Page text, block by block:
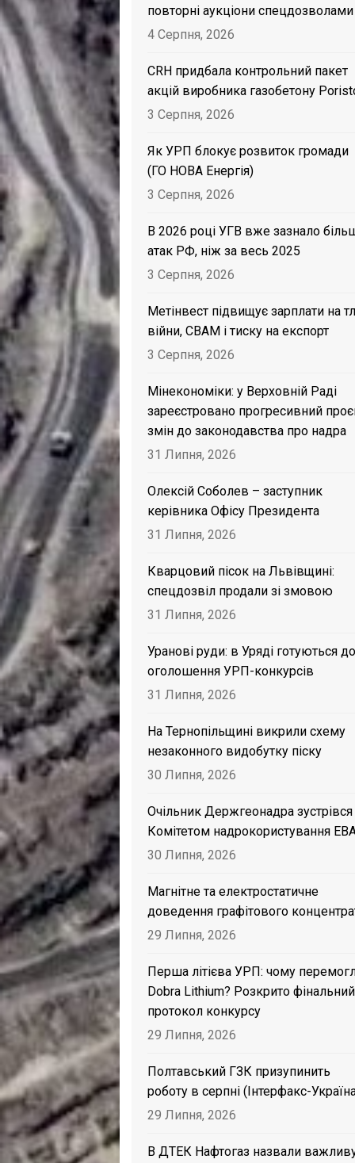
повторні аукціони спецдозволами
4 Серпня, 2026
CRH придбала контрольний пакет
акцій виробника газобетону
3 Серпня, 2026
Як УРП блокує розвиток громади
(ГО НОВА Енергія)
3 Серпня, 2026
В 2026 році УГВ вже зазнало
атак РФ, ніж за весь 2025
3 Серпня, 2026
Метінвест підвищує зарплати на
війни, CBAM і тиску на експорт
3 Серпня, 2026
Мінекономіки: у Верховній Раді
зареєстровано прогресивний
змін до законодавства про надра
31 Липня, 2026
Олексій Соболев – заступник
керівника Офісу Президента
31 Липня, 2026
Кварцовий пісок на Львівщині:
спецдозвіл продали зі змовою
31 Липня, 2026
Уранові руди: в Уряді готуються до
оголошення УРП-конкурсів
31 Липня, 2026
На Тернопільщині викрили схему
незаконного видобутку піску
30 Липня, 2026
Очільник Держгеонадра зустрівся
Комітетом надрокористування
30 Липня, 2026
Магнітне та електростатичне
доведення графітового
29 Липня, 2026
Перша літієва УРП: чому
Dobra Lithium? Розкрито фінальний
протокол конкурсу
29 Липня, 2026
Полтавський ГЗК призупинить
роботу в серпні (Інтерфакс-
29 Липня, 2026
В ДТЕК Нафтогаз назвали